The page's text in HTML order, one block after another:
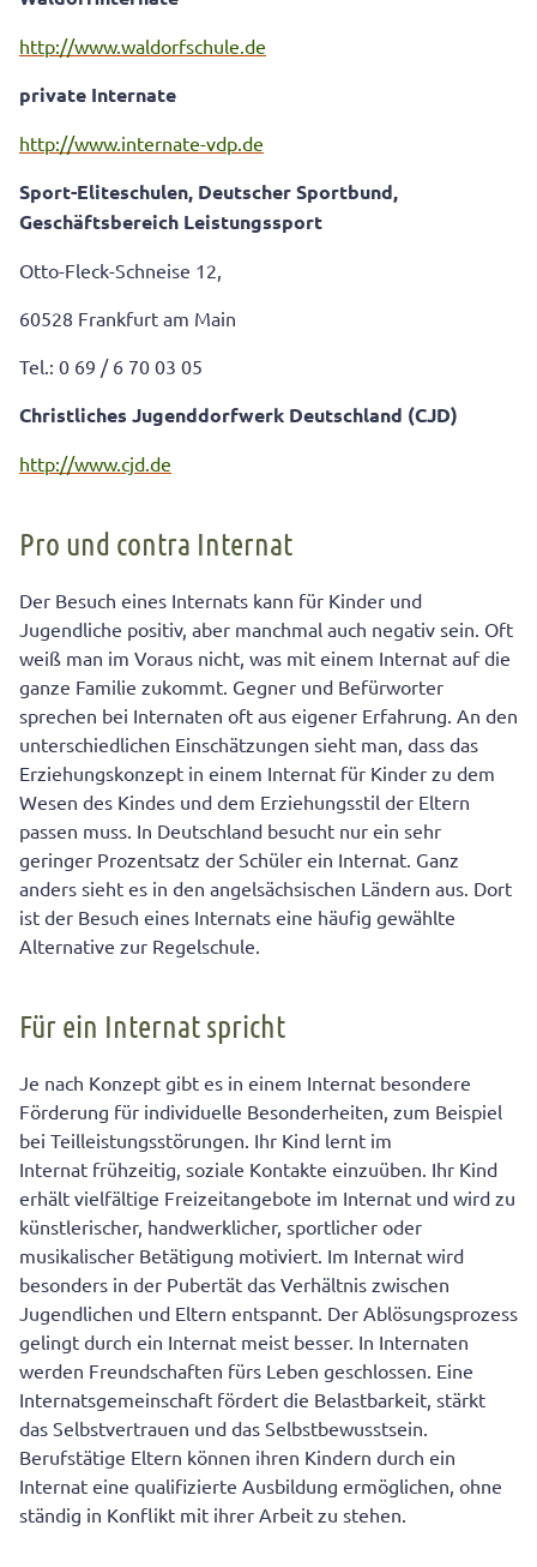
http://www.waldorfschule.de
private Internate
http://www.internate-vdp.de
Sport-Eliteschulen, Deutscher Sportbund,
Geschäftsbereich Leistungssport
Otto-Fleck-Schneise 12,
60528 Frankfurt am Main
Tel.: 0 69 / 6 70 03 05
Christliches Jugenddorfwerk Deutschland (CJD)
http://www.cjd.de
Pro und contra Internat
Der Besuch eines Internats kann für Kinder und
Jugendliche positiv, aber manchmal auch negativ sein. Oft
weiß man im Voraus nicht, was mit einem Internat auf die
ganze Familie zukommt. Gegner und Befürworter
sprechen bei Internaten oft aus eigener Erfahrung. An den
unterschiedlichen Einschätzungen sieht man, dass das
Erziehungskonzept in einem Internat für Kinder zu dem
Wesen des Kindes und dem Erziehungsstil der Eltern
passen muss. In Deutschland besucht nur ein sehr
geringer Prozentsatz der Schüler ein Internat. Ganz
anders sieht es in den angelsächsischen Ländern aus. Dort
ist der Besuch eines Internats eine häufig gewählte
Alternative zur Regelschule.
Für ein Internat spricht
Je nach Konzept gibt es in einem Internat besondere
Förderung für individuelle Besonderheiten, zum Beispiel
bei Teilleistungsstörungen. Ihr Kind lernt im
Internat frühzeitig, soziale Kontakte einzuüben. Ihr Kind
erhält vielfältige Freizeitangebote im Internat und wird zu
künstlerischer, handwerklicher, sportlicher oder
musikalischer Betätigung motiviert. Im Internat wird
besonders in der Pubertät das Verhältnis zwischen
Jugendlichen und Eltern entspannt. Der Ablösungsprozess
gelingt durch ein Internat meist besser. In Internaten
werden Freundschaften fürs Leben geschlossen. Eine
Internatsgemeinschaft fördert die Belastbarkeit, stärkt
das Selbstvertrauen und das Selbstbewusstsein.
Berufstätige Eltern können ihren Kindern durch ein
Internat eine qualifizierte Ausbildung ermöglichen, ohne
ständig in Konflikt mit ihrer Arbeit zu stehen.